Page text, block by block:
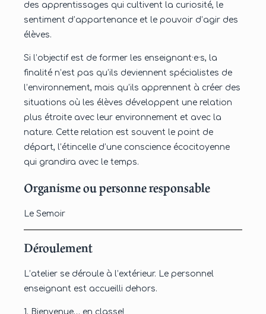
des apprentissages qui cultivent la curiosité, le
sentiment d’appartenance et le pouvoir d’agir des
élèves.
Si l’objectif est de former les enseignant·e·s, la
finalité n’est pas qu’ils deviennent spécialistes de
l’environnement, mais qu’ils apprennent à créer des
situations où les élèves développent une relation
plus étroite avec leur environnement et avec la
nature. Cette relation est souvent le point de
départ, l’étincelle d’une conscience écocitoyenne
qui grandira avec le temps.
Organisme ou personne responsable
Le Semoir
Déroulement
L’atelier se déroule à l’extérieur. Le personnel
enseignant est accueilli dehors.
1. Bienvenue… en classe!